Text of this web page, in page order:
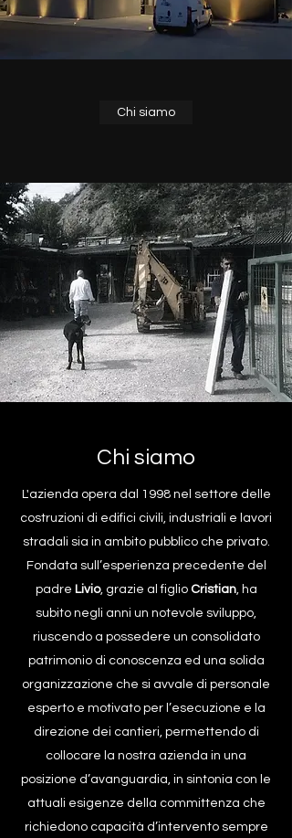
Chi siamo
Chi siamo
L'azienda opera dal 1998 nel settore delle
costruzioni di edifici civili, industriali e lavori
stradali sia in ambito pubblico che privato.
Fondata sull’esperienza precedente del
padre Livio, grazie al figlio Cristian, ha
subito negli anni un notevole sviluppo,
riuscendo a possedere un consolidato
patrimonio di conoscenza ed una solida
organizzazione che si avvale di personale
esperto e motivato per l’esecuzione e la
direzione dei cantieri, permettendo di
collocare la nostra azienda in una
posizione d’avanguardia, in sintonia con le
attuali esigenze della committenza che
richiedono capacità d’intervento sempre